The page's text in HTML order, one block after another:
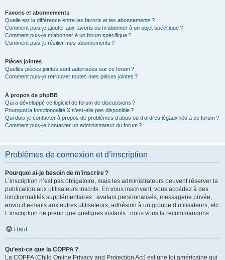
Favoris et abonnements
Quelle est la différence entre les favoris et les abonnements ?
Comment puis-je ajouter aux favoris ou m’abonner à un sujet spécifique ?
Comment puis-je m’abonner à un forum spécifique ?
Comment puis-je résilier mes abonnements ?
Pièces jointes
Quelles pièces jointes sont autorisées sur ce forum ?
Comment puis-je retrouver toutes mes pièces jointes ?
À propos de phpBB
Qui a développé ce logiciel de forum de discussions ?
Pourquoi la fonctionnalité X n’est-elle pas disponible ?
Qui dois-je contacter à propos de problèmes d’abus ou d’ordres légaux liés à ce forum ?
Comment puis-je contacter un administrateur du forum ?
Problèmes de connexion et d’inscription
Pourquoi ai-je besoin de m’inscrire ?
L’inscription n’est pas obligatoire, mais les administrateurs peuvent réserver la
publication aux utilisateurs inscrits. En vous inscrivant, vous accédez à des
fonctionnalités supplémentaires : avatars personnalisés, messagerie privée,
envoi d’e-mails aux autres utilisateurs, adhésion à un groupe d’utilisateurs, etc.
L’inscription ne prend que quelques instants : nous vous la recommandons.
Haut
Qu’est-ce que la COPPA ?
La COPPA (Child Online Privacy and Protection Act) est une loi américaine qui